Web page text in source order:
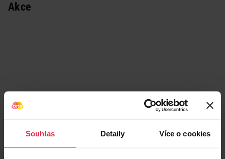
Souhlas Detaily Více o cookies
Akce